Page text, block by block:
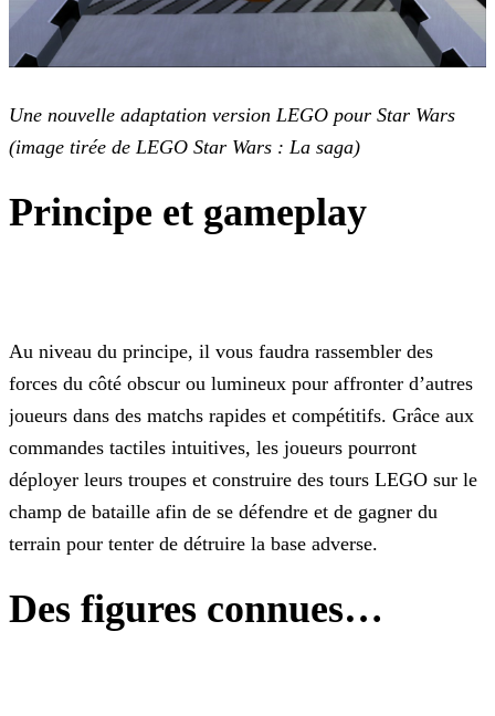
Une nouvelle adaptation version LEGO pour Star Wars
(image tirée de LEGO Star Wars : La saga)
Principe et gameplay
Au niveau du principe, il vous faudra rassembler des
forces du côté obscur ou lumineux pour affronter d’autres
joueurs dans des matchs rapides et compétitifs. Grâce aux
commandes tactiles intuitives, les joueurs pourront
déployer leurs troupes et construire des tours LEGO sur le
champ de bataille afin de se défendre et de gagner du
terrain pour tenter de détruire la base adverse.
Des figures connues…